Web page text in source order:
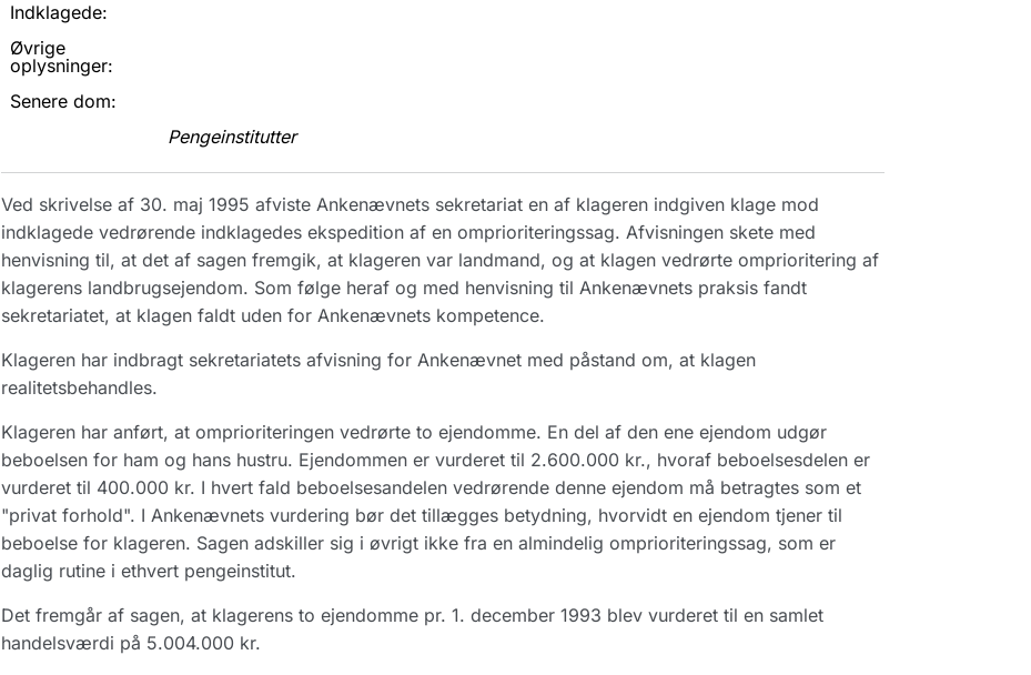
Indklagede:
Øvrige
oplysninger:
Senere dom:
Pengeinstitutter
Ved skrivelse af 30. maj 1995 afviste Ankenævnets sekretariat en af klageren indgiven klage mod
indklagede vedrørende indklagedes ekspedition af en omprioriteringssag. Afvisningen skete med
henvisning til, at det af sagen fremgik, at klageren var landmand, og at klagen vedrørte omprioritering af
klagerens landbrugsejendom. Som følge heraf og med henvisning til Ankenævnets praksis fandt
sekretariatet, at klagen faldt uden for Ankenævnets kompetence.
Klageren har indbragt sekretariatets afvisning for Ankenævnet med påstand om, at klagen
realitetsbehandles.
Klageren har anført, at omprioriteringen vedrørte to ejendomme. En del af den ene ejendom udgør
beboelsen for ham og hans hustru. Ejendommen er vurderet til 2.600.000 kr., hvoraf beboelsesdelen er
vurderet til 400.000 kr. I hvert fald beboelsesandelen vedrørende denne ejendom må betragtes som et
"privat forhold". I Ankenævnets vurdering bør det tillægges betydning, hvorvidt en ejendom tjener til
beboelse for klageren. Sagen adskiller sig i øvrigt ikke fra en almindelig omprioriteringssag, som er
daglig rutine i ethvert pengeinstitut.
Det fremgår af sagen, at klagerens to ejendomme pr. 1. december 1993 blev vurderet til en samlet
handelsværdi på 5.004.000 kr.